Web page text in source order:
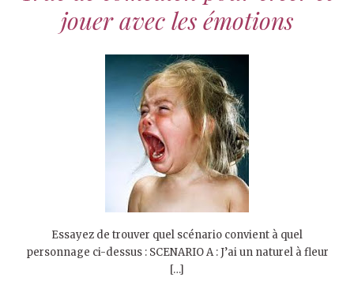
jouer avec les émotions
Essayez de trouver quel scénario convient à quel
personnage ci-dessus : SCENARIO A : J’ai un naturel à fleur
[…]